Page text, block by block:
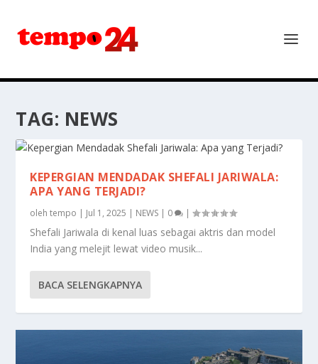
TAG: NEWS
KEPERGIAN MENDADAK SHEFALI JARIWALA:
APA YANG TERJADI?
olehtempo | Jul 1, 2025 | NEWS | 0 |
Shefali Jariwala di kenal luas sebagai aktris dan model
India yang melejit lewat video musik...
BACA SELENGKAPNYA